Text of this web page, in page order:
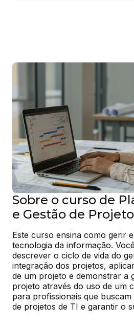
Sobre o curso de
e Gestão de
Este curso ensina como gerir
tecnologia da informação.
descrever o ciclo de vida do
integração dos projetos,
de um projeto e demonstrar a
projeto através do uso de um
para profissionais que
de projetos de TI e garantir o